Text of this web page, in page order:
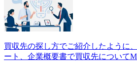
買収先の探し方でご紹介したように
ート、企業概要書で買収先について